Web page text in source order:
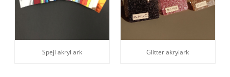
Spejl akryl ark Glitter akrylark